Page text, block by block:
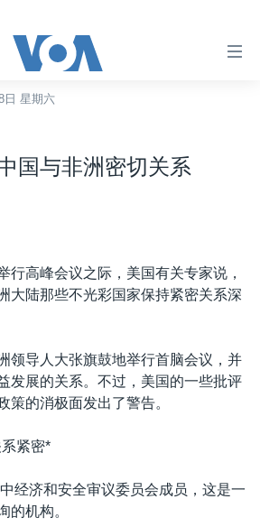
日 星期六
国与非洲密切关系
行高峰会议之际，美国有关专家说，
大陆那些不光彩国家保持紧密关系深
领导人大张旗鼓地举行首脑会议，并
发展的关系。不过，美国的一些批评
策的消极面发出了警告。
紧密*
经济和安全审议委员会成员，这是一
的机构。